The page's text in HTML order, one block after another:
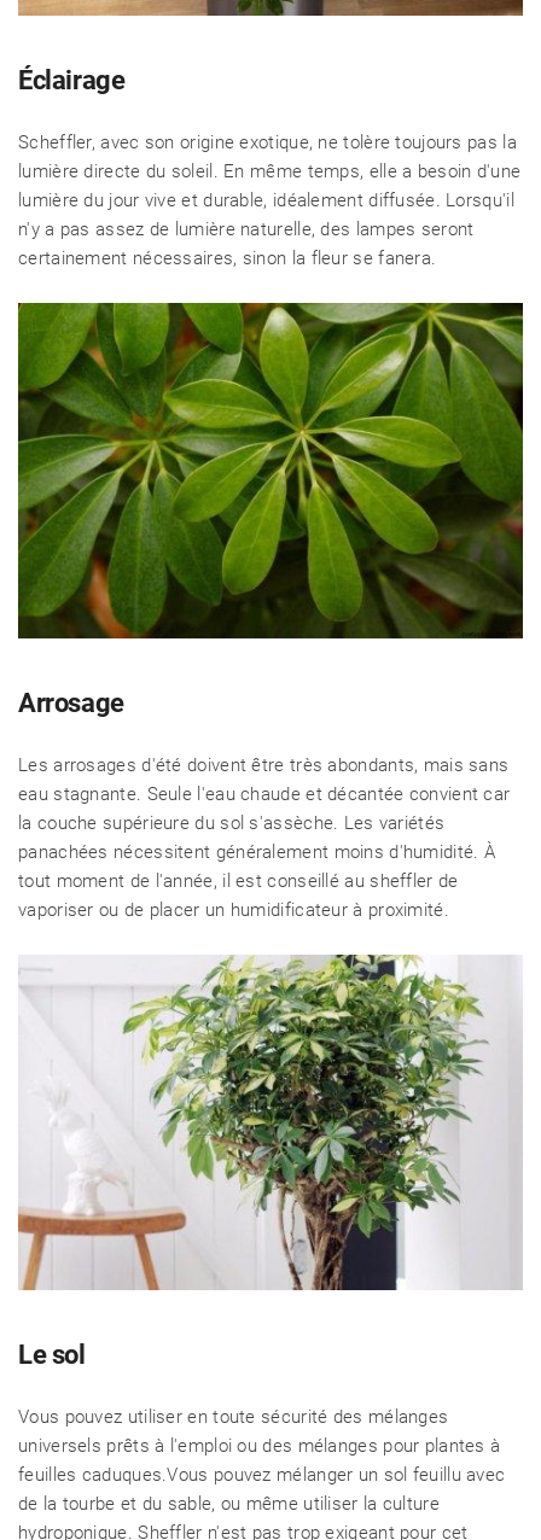
Éclairage
Scheffler, avec son origine exotique, ne tolère toujours pas la
lumière directe du soleil. En même temps, elle a besoin d'une
lumière du jour vive et durable, idéalement diffusée. Lorsqu'il
n'y a pas assez de lumière naturelle, des lampes seront
certainement nécessaires, sinon la fleur se fanera.
Arrosage
Les arrosages d'été doivent être très abondants, mais sans
eau stagnante. Seule l'eau chaude et décantée convient car
la couche supérieure du sol s'assèche. Les variétés
panachées nécessitent généralement moins d'humidité. À
tout moment de l'année, il est conseillé au sheffler de
vaporiser ou de placer un humidificateur à proximité.
Le sol
Vous pouvez utiliser en toute sécurité des mélanges
universels prêts à l'emploi ou des mélanges pour plantes à
feuilles caduques.Vous pouvez mélanger un sol feuillu avec
de la tourbe et du sable, ou même utiliser la culture
hydroponique. Sheffler n'est pas trop exigeant pour cet